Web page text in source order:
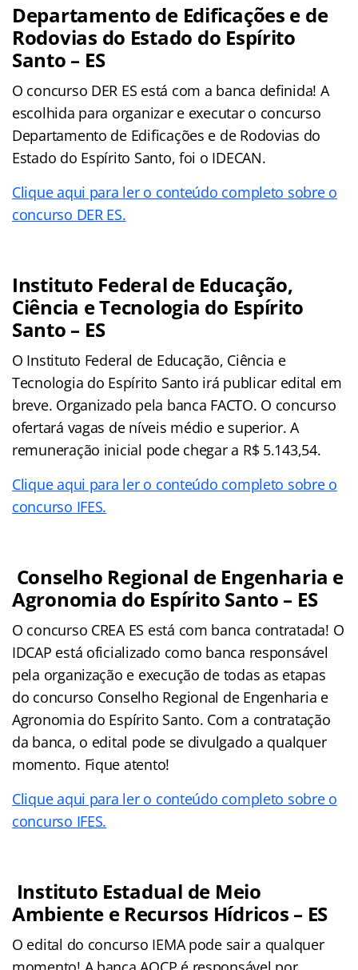
Departamento de Edificações e de
Rodovias do Estado do Espírito
Santo – ES
O concurso DER ES está com a banca definida! A
escolhida para organizar e executar o concurso
Departamento de Edificações e de Rodovias do
Estado do Espírito Santo, foi o IDECAN.
Clique aqui para ler o conteúdo completo sobre o
concurso DER ES.
Instituto Federal de Educação,
Ciência e Tecnologia do Espírito
Santo – ES
O Instituto Federal de Educação, Ciência e
Tecnologia do Espírito Santo irá publicar edital em
breve. Organizado pela banca FACTO. O concurso
ofertará vagas de níveis médio e superior. A
remuneração inicial pode chegar a R$ 5.143,54.
Clique aqui para ler o conteúdo completo sobre o
concurso IFES.
Conselho Regional de Engenharia e
Agronomia do Espírito Santo – ES
O concurso CREA ES está com banca contratada! O
IDCAP está oficializado como banca responsável
pela organização e execução de todas as etapas
do concurso Conselho Regional de Engenharia e
Agronomia do Espírito Santo. Com a contratação
da banca, o edital pode se divulgado a qualquer
momento. Fique atento!
Clique aqui para ler o conteúdo completo sobre o
concurso IFES.
Instituto Estadual de Meio
Ambiente e Recursos Hídricos – ES
O edital do concurso IEMA pode sair a qualquer